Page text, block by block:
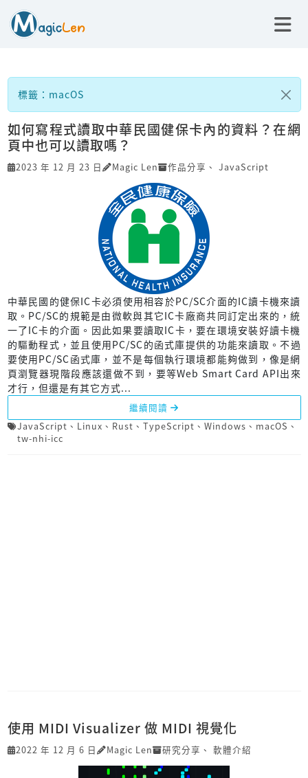
標籤：macOS
如何寫程式讀取中華民國健保卡內的資料？在網
頁中也可以讀取嗎？
2023 年 12 月 23 日 Magic Len 作品分享 、 JavaScript
中華民國的健保IC卡必須使用相容於PC/SC介面的IC讀卡機來讀
取。PC/SC的規範是由微軟與其它IC卡廠商共同訂定出來的，統
一了IC卡的介面。因此如果要讀取IC卡，要在環境安裝好讀卡機
的驅動程式，並且使用PC/SC的函式庫提供的功能來讀取。不過
要使用PC/SC函式庫，並不是每個執行環境都能夠做到，像是網
頁瀏覽器現階段應該還做不到，要等Web Smart Card API出來
才行，但還是有其它方式...
繼續閱讀
JavaScript 、 Linux 、 Rust 、 TypeScript 、 Windows 、 macOS 、
tw-nhi-icc
使用 MIDI Visualizer 做 MIDI 視覺化
2022 年 12 月 6 日 Magic Len 研究分享 、 軟體介紹